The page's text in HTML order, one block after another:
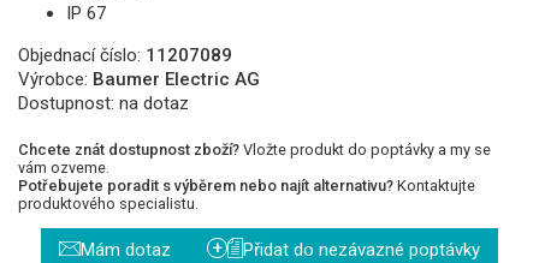
IP 67
Objednací číslo: 11207089
Výrobce: Baumer Electric AG
Dostupnost: na dotaz
Chcete znát dostupnost zboží? Vložte produkt do poptávky a my se
vám ozveme.
Potřebujete poradit s výběrem nebo najít alternativu? Kontaktujte
produktového specialistu.
Mám dotaz + Přidat do nezávazné poptávky